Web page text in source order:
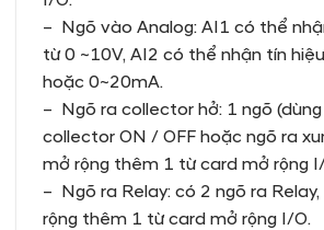
– Ngõ vào Analog: AI1 có thể
từ 0 ~10V, AI2 có thể nhận tín
hoặc 0~20mA.
– Ngõ ra collector hở: 1 ngõ
collector ON / OFF hoặc ngõ ra
mở rộng thêm 1 từ card mở rộng
– Ngõ ra Relay: có 2 ngõ ra
rộng thêm 1 từ card mở rộng I/O.